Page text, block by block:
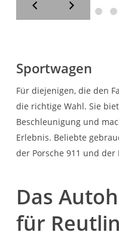
Sportwagen
Für diejenigen, die den
die richtige Wahl. Sie
Beschleunigung und
Erlebnis. Beliebte
der Porsche 911 und der
Das
für